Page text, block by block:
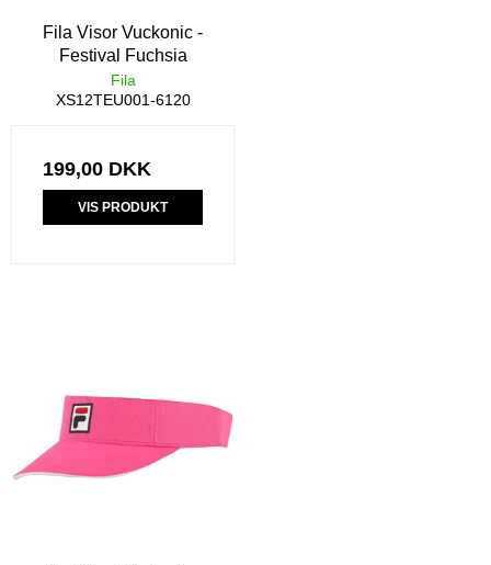
Fila Visor Vuckonic -
Festival Fuchsia
Fila
XS12TEU001-6120
199,00 DKK
VIS PRODUKT